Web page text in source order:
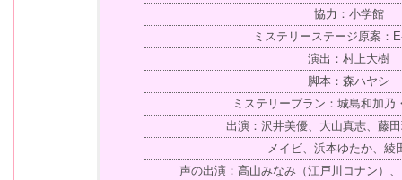
協力：小学館
ミステリーステージ原案：
演出：村上大樹
脚本：森ハヤシ
ミステリープラン：城島和加乃
出演：沢井美優、大山真志、藤
メイビ、浜本ゆたか、綾
声の出演：高山みなみ（江戸川コナン）